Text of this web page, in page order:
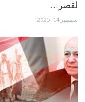
لقصر…
سبتمبر 14, 2025